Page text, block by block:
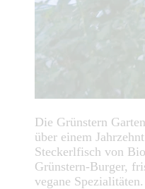
Die Grünstern
über einem
Steckerlfisch von
Grünstern-Burger,
vegane Spezialitäten.